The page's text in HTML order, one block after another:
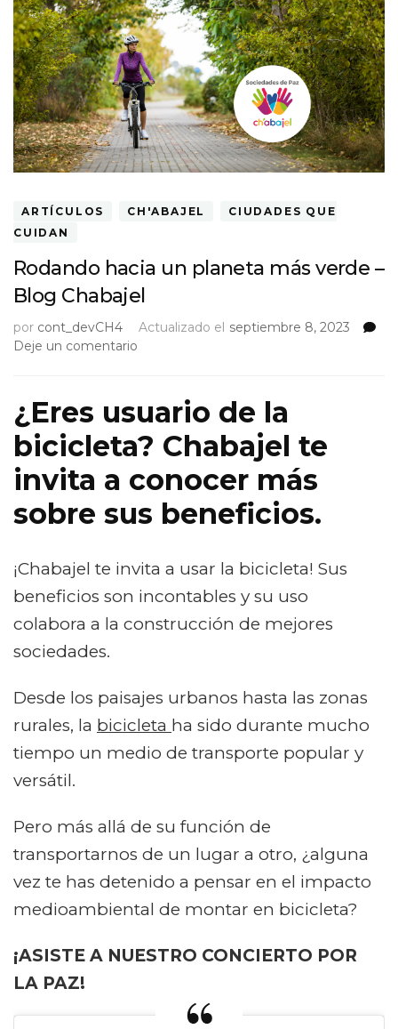
ARTÍCULOS CH'ABAJEL
CIUDADES QUE
CUIDAN
Rodando hacia un planeta más verde –
Blog Chabajel
por cont_devCH4 Actualizado el septiembre 8, 2023
Deje un comentario
planeta
más
verde
–
Blog
Chabajel
¿Eres usuario de la
bicicleta? Chabajel te
invita a conocer más
sobre sus beneficios.
¡Chabajel te invita a usar la bicicleta! Sus
beneficios son incontables y su uso
colabora a la construcción de mejores
sociedades.
Desde los paisajes urbanos hasta las zonas
rurales, la bicicleta ha sido durante mucho
tiempo un medio de transporte popular y
versátil.
Pero más allá de su función de
transportarnos de un lugar a otro, ¿alguna
vez te has detenido a pensar en el impacto
medioambiental de montar en bicicleta?
¡ASISTE A NUESTRO CONCIERTO POR
LA PAZ!